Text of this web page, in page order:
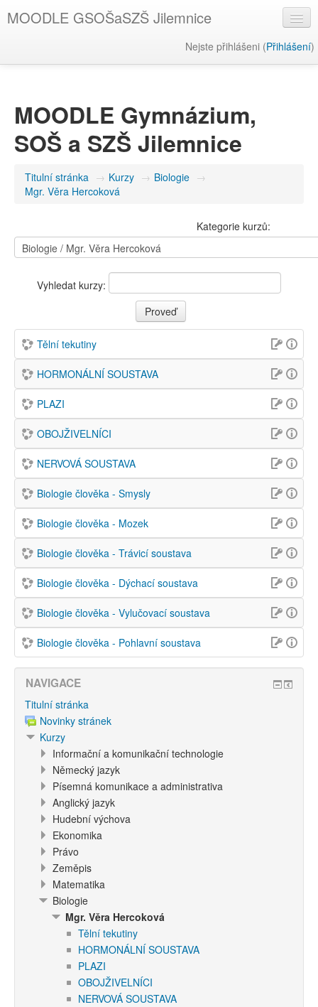
MOODLE GSOŠaSZŠ Jilemnice
Nejste přihlášeni (Přihlášení)
Čeština ‎(cs)‎
MOODLE Gymnázium,
SOŠ a SZŠ Jilemnice
Titulní stránka → Kurzy → Biologie →
Mgr. Věra Hercoková
Kategorie kurzů:
Vyhledat kurzy:
Tělní tekutiny
HORMONÁLNÍ SOUSTAVA
PLAZI
OBOJŽIVELNÍCI
NERVOVÁ SOUSTAVA
Biologie člověka - Smysly
Biologie člověka - Mozek
Biologie člověka - Trávicí soustava
Biologie člověka - Dýchací soustava
Biologie člověka - Vylučovací soustava
Biologie člověka - Pohlavní soustava
NAVIGACE
Titulní stránka
Novinky stránek
Kurzy
Informační a komunikační technologie
Německý jazyk
Písemná komunikace a administrativa
Anglický jazyk
Hudební výchova
Ekonomika
Právo
Zeměpis
Matematika
Biologie
Mgr. Věra Hercoková
Tělní tekutiny
HORMONÁLNÍ SOUSTAVA
PLAZI
OBOJŽIVELNÍCI
NERVOVÁ SOUSTAVA